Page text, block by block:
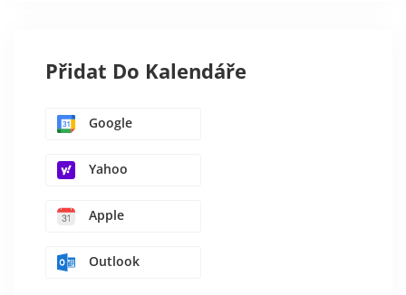
Přidat Do Kalendáře
Google
Yahoo
Apple
Outlook